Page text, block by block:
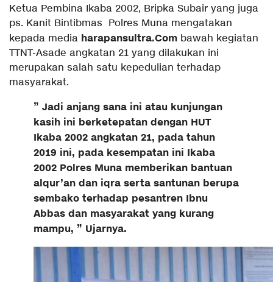
Ketua Pembina Ikaba 2002, Bripka Subair yang juga
ps. Kanit Bintibmas Polres Muna mengatakan
kepada media harapansultra.Com bawah kegiatan
TTNT-Asade angkatan 21 yang dilakukan ini
merupakan salah satu kepedulian terhadap
masyarakat.
” Jadi anjang sana ini atau kunjungan
kasih ini berketepatan dengan HUT
Ikaba 2002 angkatan 21, pada tahun
2019 ini, pada kesempatan ini Ikaba
2002 Polres Muna memberikan bantuan
alqur’an dan iqra serta santunan berupa
sembako terhadap pesantren Ibnu
Abbas dan masyarakat yang kurang
mampu, ” Ujarnya.